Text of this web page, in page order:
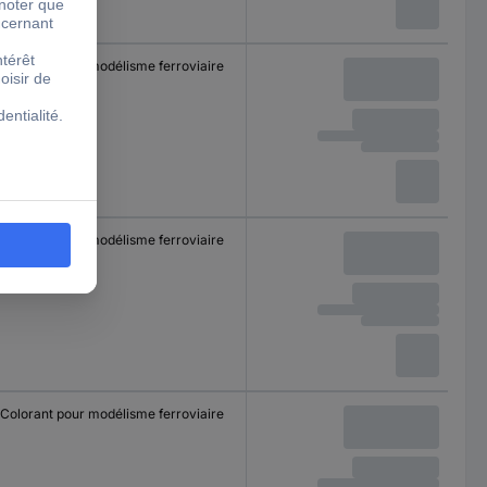
Colorant pour modélisme ferroviaire
Colorant pour modélisme ferroviaire
Colorant pour modélisme ferroviaire